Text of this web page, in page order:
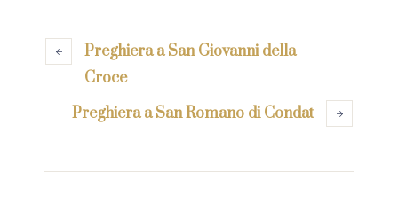
Preghiera a San Giovanni della
Croce
Preghiera a San Romano di Condat